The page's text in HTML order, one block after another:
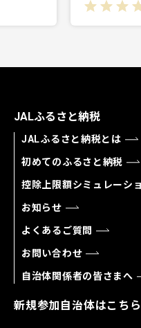
JALふるさと納税
JALふるさと納税とは
初めてのふるさと納税
控除上限額シミュレーシ
お知らせ
よくあるご質問
お問い合わせ
自治体関係者の皆さまへ
新規参加自治体はこちら